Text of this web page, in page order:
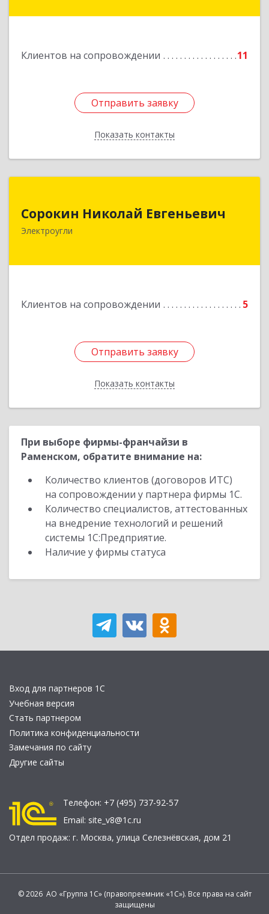
Клиентов на сопровождении 11
Отправить заявку
Показать контакты
Отправить заявку
Назад
Сорокин Николай Евгеньевич
Электроугли
Клиентов на сопровождении 5
Отправить заявку
Показать контакты
Отправить заявку
Назад
При выборе фирмы-франчайзи в
Раменском, обратите внимание на:
Количество клиентов (договоров ИТС)
на сопровождении у партнера фирмы 1С.
Количество специалистов, аттестованных
на внедрение технологий и решений
системы 1С:Предприятие.
Наличие у фирмы статуса
Вход для партнеров 1С
Учебная версия
Стать партнером
Политика конфиденциальности
Замечания по сайту
Другие сайты
Телефон: +7 (495) 737-92-57
Email: site_v8@1c.ru
Отдел продаж: г. Москва, улица Селезнёвская, дом 21
© 2026 АО «Группа 1С» (правопреемник «1С»). Все права на сайт
защищены